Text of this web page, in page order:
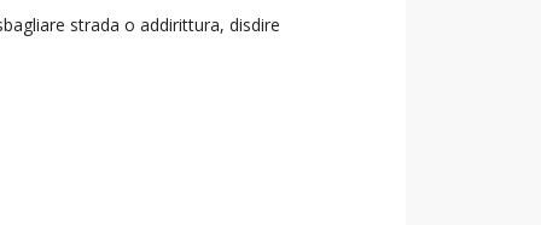
strada o addirittura, disdire